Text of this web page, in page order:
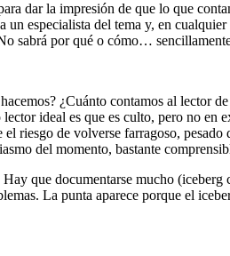
dar la impresión de que lo que
especialista del tema y, en
sabrá por qué o cómo…
¿Cuánto contamos al lector
ideal es que es culto, pero no
riesgo de volverse farragoso,
del momento, bastante
que documentarse mucho
La punta aparece porque el